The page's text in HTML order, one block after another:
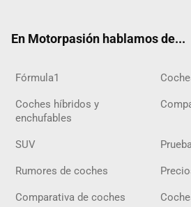
En Motorpasión hablamos de...
Fórmula1
Coches híbridos y
enchufables
SUV
Rumores de coches
Comparativa de coches